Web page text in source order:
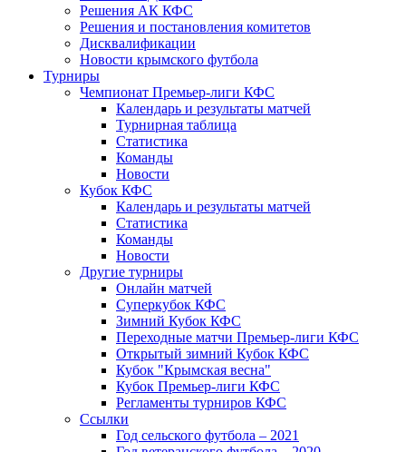
Решения АК КФС
Решения и постановления комитетов
Дисквалификации
Новости крымского футбола
Турниры
Чемпионат Премьер-лиги КФС
Календарь и результаты матчей
Турнирная таблица
Статистика
Команды
Новости
Кубок КФС
Календарь и результаты матчей
Статистика
Команды
Новости
Другие турниры
Онлайн матчей
Суперкубок КФС
Зимний Кубок КФС
Переходные матчи Премьер-лиги КФС
Открытый зимний Кубок КФС
Кубок "Крымская весна"
Кубок Премьер-лиги КФС
Регламенты турниров КФС
Ссылки
Год сельского футбола – 2021